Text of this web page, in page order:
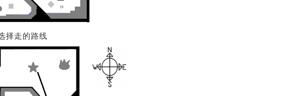
择走的路线